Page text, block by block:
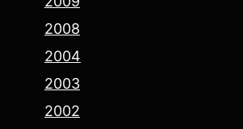
2008
2004
2003
2002